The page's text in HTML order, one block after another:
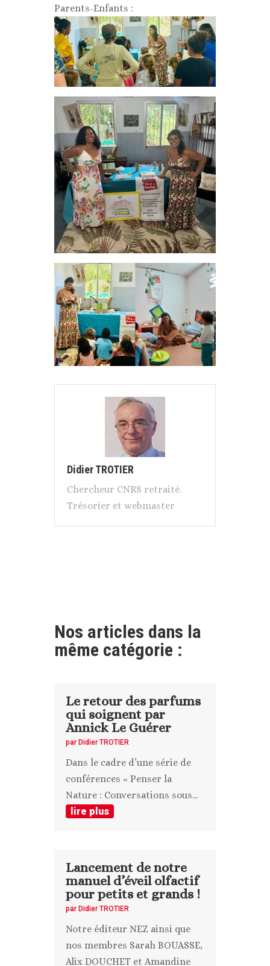
Parents-Enfants :
Didier TROTIER
Chercheur CNRS retraité.
Trésorier et webmaster
Nos articles dans la
même catégorie :
Le retour des parfums
qui soignent par
Annick Le Guérer
par Didier TROTIER
Dans le cadre d’une série de
conférences « Penser la
Nature : Conversations sous...
lire plus
Lancement de notre
manuel d’éveil olfactif
pour petits et grands !
par Didier TROTIER
Notre éditeur NEZ ainsi que
nos membres Sarah BOUASSE,
Alix DOUCHET et Amandine